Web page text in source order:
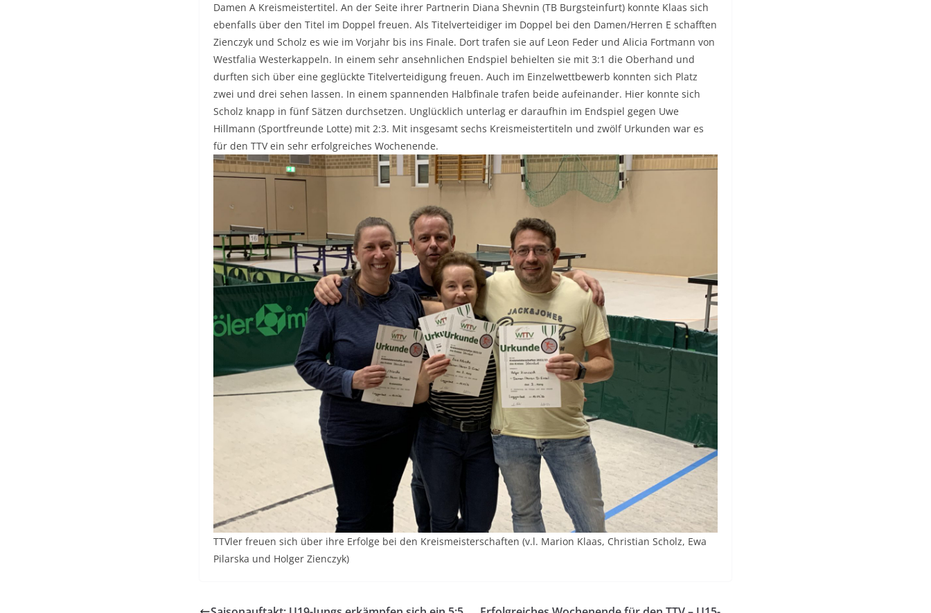
Damen A Kreismeistertitel. An der Seite ihrer Partnerin Diana Shevnin (TB Burgsteinfurt) konnte Klaas sich
ebenfalls über den Titel im Doppel freuen. Als Titelverteidiger im Doppel bei den Damen/Herren E schafften
Zienczyk und Scholz es wie im Vorjahr bis ins Finale. Dort trafen sie auf Leon Feder und Alicia Fortmann von
Westfalia Westerkappeln. In einem sehr ansehnlichen Endspiel behielten sie mit 3:1 die Oberhand und
durften sich über eine geglückte Titelverteidigung freuen. Auch im Einzelwettbewerb konnten sich Platz
zwei und drei sehen lassen. In einem spannenden Halbfinale trafen beide aufeinander. Hier konnte sich
Scholz knapp in fünf Sätzen durchsetzen. Unglücklich unterlag er daraufhin im Endspiel gegen Uwe
Hillmann (Sportfreunde Lotte) mit 2:3. Mit insgesamt sechs Kreismeistertiteln und zwölf Urkunden war es
für den TTV ein sehr erfolgreiches Wochenende.
TTVler freuen sich über ihre Erfolge bei den Kreismeisterschaften (v.l. Marion Klaas, Christian Scholz, Ewa
Pilarska und Holger Zienczyk)